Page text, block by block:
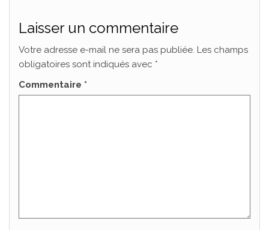
Laisser un commentaire
Votre adresse e-mail ne sera pas publiée. Les champs
obligatoires sont indiqués avec *
Commentaire *